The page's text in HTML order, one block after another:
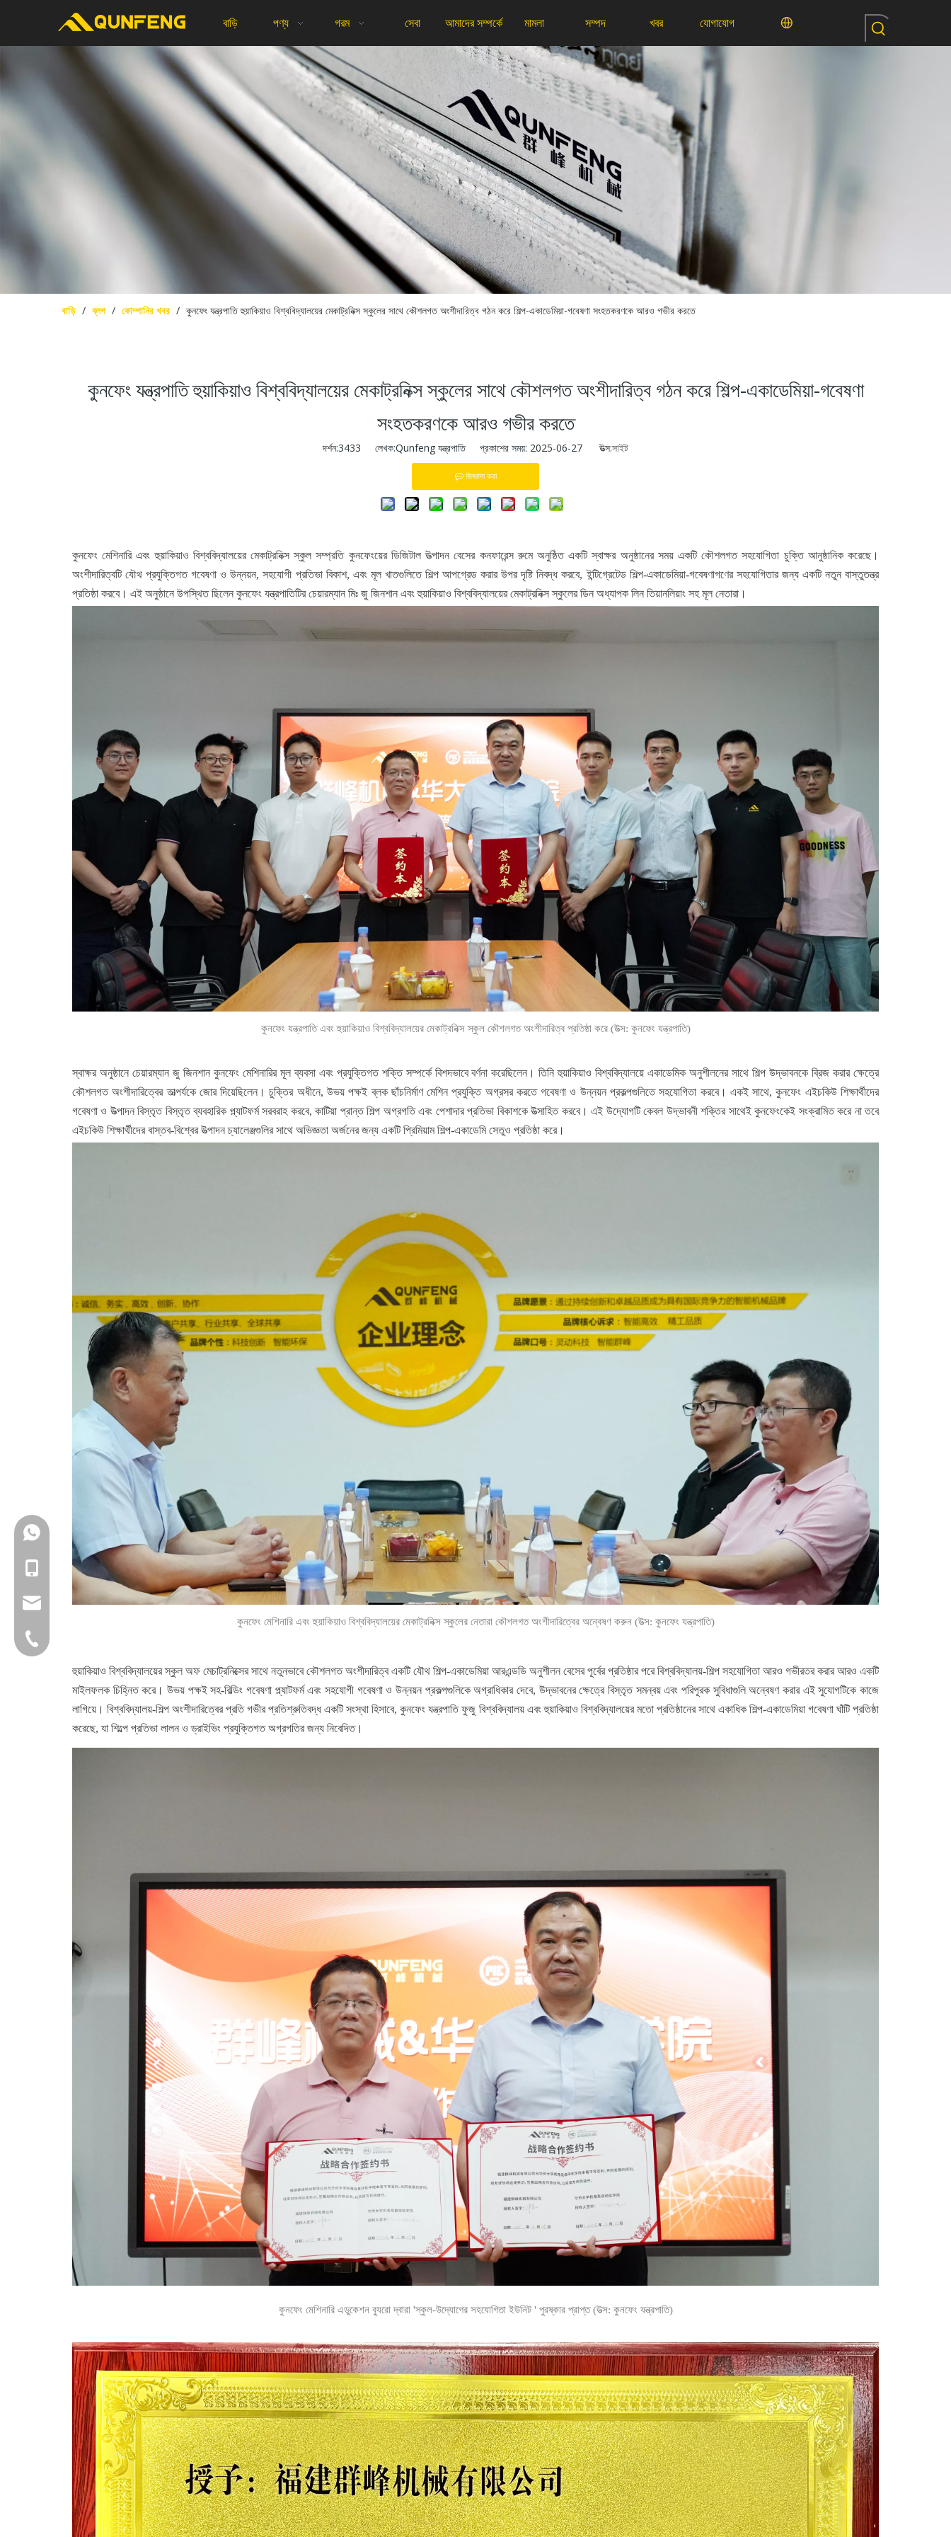
বাড়ি পণ্য গরম সেবা আমাদের সম্পর্কে মামলা সম্পদ খবর যোগাযোগ
বাড়ি / ব্লগ / কোম্পানির খবর / কুনফেং যন্ত্রপাতি হুয়াকিয়াও বিশ্ববিদ্যালয়ের মেকাট্রনিক্স স্কুলের সাথে কৌশলগত অংশীদারিত্ব গঠন করে শিল্প-একাডেমিয়া-গবেষণা সংহতকরণকে আরও গভীর করতে
কুনফেং যন্ত্রপাতি হুয়াকিয়াও বিশ্ববিদ্যালয়ের মেকাট্রনিক্স স্কুলের সাথে কৌশলগত অংশীদারিত্ব গঠন করে শিল্প-একাডেমিয়া-গবেষণা
সংহতকরণকে আরও গভীর করতে
দর্শন:3433 লেখক:Qunfeng যন্ত্রপাতি প্রকাশের সময়: 2025-06-27 উত্স:সাইট
জিজ্ঞাসা করা
কুনফেং মেশিনারি এবং হুয়াকিয়াও বিশ্ববিদ্যালয়ের মেকাট্রনিক্স স্কুল সম্প্রতি কুনফেংয়ের ডিজিটাল উত্পাদন বেসের কনফারেন্স রুমে অনুষ্ঠিত একটি স্বাক্ষর অনুষ্ঠানের সময় একটি কৌশলগত সহযোগিতা চুক্তি আনুষ্ঠানিক করেছে।
অংশীদারিত্বটি যৌথ প্রযুক্তিগত গবেষণা ও উন্নয়ন, সহযোগী প্রতিভা বিকাশ, এবং মূল খাতগুলিতে শিল্প আপগ্রেড করার উপর দৃষ্টি নিবদ্ধ করবে, ইন্টিগ্রেটেড শিল্প-একাডেমিয়া-গবেষণাগণের সহযোগিতার জন্য একটি নতুন বাস্তুতন্ত্র
প্রতিষ্ঠা করবে। এই অনুষ্ঠানে উপস্থিত ছিলেন কুনফেং যন্ত্রপাতিটির চেয়ারম্যান মিঃ জু জিনশান এবং হুয়াকিয়াও বিশ্ববিদ্যালয়ের মেকাট্রনিক্স স্কুলের ডিন অধ্যাপক লিন তিয়ানলিয়াং সহ মূল নেতারা।
কুনফেং যন্ত্রপাতি এবং হুয়াকিয়াও বিশ্ববিদ্যালয়ের মেকাট্রনিক্স স্কুল কৌশলগত অংশীদারিত্ব প্রতিষ্ঠা করে (উত্স: কুনফেং যন্ত্রপাতি)
স্বাক্ষর অনুষ্ঠানে চেয়ারম্যান জু জিনশান কুনফেং মেশিনারির মূল ব্যবসা এবং প্রযুক্তিগত শক্তি সম্পর্কে বিশদভাবে বর্ণনা করেছিলেন। তিনি হুয়াকিয়াও বিশ্ববিদ্যালয়ে একাডেমিক অনুশীলনের সাথে শিল্প উদ্ভাবনকে ব্রিজ করার ক্ষেত্রে
কৌশলগত অংশীদারিত্বের তাত্পর্যকে জোর দিয়েছিলেন। চুক্তির অধীনে, উভয় পক্ষই ব্লক ছাঁচনির্মাণ মেশিন প্রযুক্তি অগ্রসর করতে গবেষণা ও উন্নয়ন প্রকল্পগুলিতে সহযোগিতা করবে। একই সাথে, কুনফেং এইচকিউ শিক্ষার্থীদের
গবেষণা ও উত্পাদন বিস্তৃত বিস্তৃত ব্যবহারিক প্ল্যাটফর্ম সরবরাহ করবে, কাটিয়া প্রান্ত শিল্প অগ্রগতি এবং পেশাদার প্রতিভা বিকাশকে উত্সাহিত করবে। এই উদ্যোগটি কেবল উদ্ভাবনী শক্তির সাথেই কুনফেংকেই সংক্রামিত করে না তবে
এইচকিউ শিক্ষার্থীদের বাস্তব-বিশ্বের উত্পাদন চ্যালেঞ্জগুলির সাথে অভিজ্ঞতা অর্জনের জন্য একটি প্রিমিয়াম শিল্প-একাডেমি সেতুও প্রতিষ্ঠা করে।
কুনফেং মেশিনারি এবং হুয়াকিয়াও বিশ্ববিদ্যালয়ের মেকাট্রনিক্স স্কুলের নেতারা কৌশলগত অংশীদারিত্বের অন্বেষণ করুন (উত্স: কুনফেং যন্ত্রপাতি)
হুয়াকিয়াও বিশ্ববিদ্যালয়ের স্কুল অফ মেচাট্রনিক্সের সাথে নতুনভাবে কৌশলগত অংশীদারিত্ব একটি যৌথ শিল্প-একাডেমিয়া আরএন্ডডি অনুশীলন বেসের পূর্বের প্রতিষ্ঠার পরে বিশ্ববিদ্যালয়-শিল্প সহযোগিতা আরও গভীরতর করার আরও একটি
মাইলফলক চিহ্নিত করে। উভয় পক্ষই সহ-বিল্ডিং গবেষণা প্ল্যাটফর্ম এবং সহযোগী গবেষণা ও উন্নয়ন প্রকল্পগুলিকে অগ্রাধিকার দেবে, উদ্ভাবনের ক্ষেত্রে বিস্তৃত সমন্বয় এবং পরিপূরক সুবিধাগুলি অন্বেষণ করার এই সুযোগটিকে কাজে
লাগিয়ে।বিশ্ববিদ্যালয়-শিল্প অংশীদারিত্বের প্রতি গভীর প্রতিশ্রুতিবদ্ধ একটি সংস্থা হিসাবে, কুনফেং যন্ত্রপাতি ফুজু বিশ্ববিদ্যালয় এবং হুয়াকিয়াও বিশ্ববিদ্যালয়ের মতো প্রতিষ্ঠানের সাথে একাধিক শিল্প-একাডেমিয়া গবেষণা ঘাঁটি প্রতিষ্ঠা
করেছে, যা শিল্পে প্রতিভা লালন ও ড্রাইভিং প্রযুক্তিগত অগ্রগতির জন্য নিবেদিত।
কুনফেং মেশিনারি এডুকেশন ব্যুরো দ্বারা 'স্কুল-উদ্যোগের সহযোগিতা ইউনিট ' পুরষ্কার প্রাপ্ত (উত্স: কুনফেং যন্ত্রপাতি)
+86-18150503129
+86-18150503129
group@qunfeng.com